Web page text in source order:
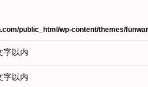
public_html/wp-content/themes/
字以内
字以内